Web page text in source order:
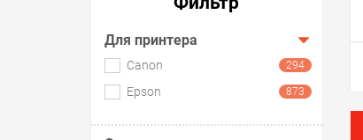
Для принтера
Canon 294
Epson 873